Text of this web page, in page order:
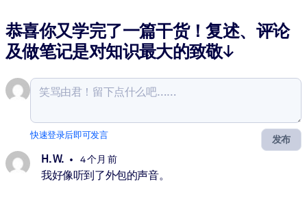
恭喜你又学完了一篇干货！复述、评论
及做笔记是对知识最大的致敬↓
发布
快速登录后即可发言
H. W. 4 个月 前
我好像听到了外包的声音。